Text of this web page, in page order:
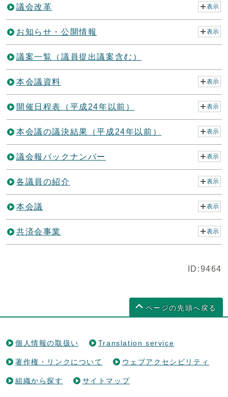
議会改革 表示
お知らせ・公開情報 表示
議案一覧（議員提出議案含む）
本会議資料 表示
開催日程表（平成24年以前） 表示
本会議の議決結果（平成24年以前） 表示
議会報バックナンバー 表示
各議員の紹介 表示
本会議 表示
共済会事業 表示
ID:9464
ページの先頭へ戻る
個人情報の取扱い Translation service
著作権・リンクについて ウェブアクセシビリティ
組織から探す サイトマップ